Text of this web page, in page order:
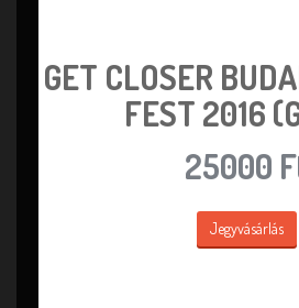
GET CLOSER
FEST 2016
25000
Jegyvásárlás